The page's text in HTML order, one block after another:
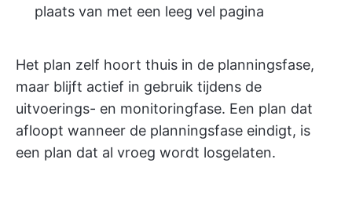
plaats van met een leeg vel pagina
Het plan zelf hoort thuis in de planningsfase,
maar blijft actief in gebruik tijdens de
uitvoerings- en monitoringfase. Een plan dat
afloopt wanneer de planningsfase eindigt, is
een plan dat al vroeg wordt losgelaten.